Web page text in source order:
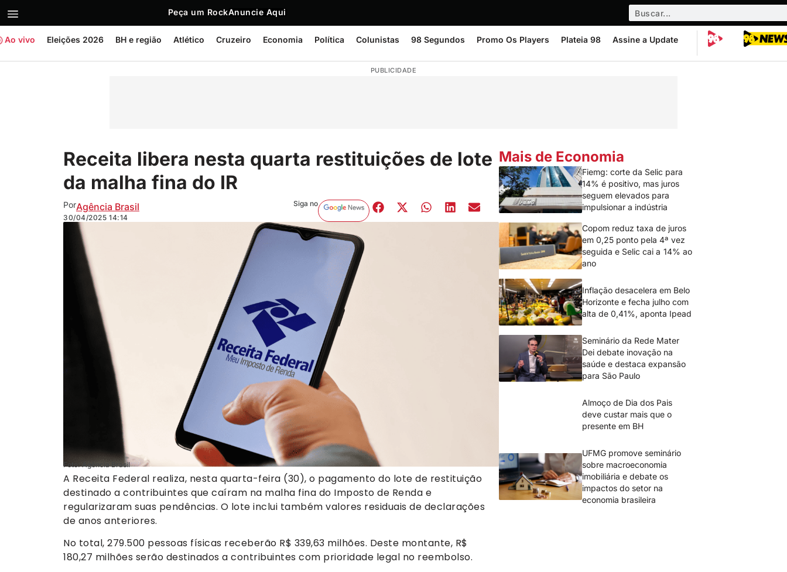
Peça um RockAnuncie Aqui
Ao vivo Eleições 2026 BH e região Atlético Cruzeiro Economia Política Colunistas 98 Segundos Promo Os Players Plateia 98 Assine a Update
PUBLICIDADE
Receita libera nesta quarta restituições de lote
da malha fina do IR
PorAgência Brasil
30/04/2025 14:14
Siga no
Foto: Agência Brasil
A Receita Federal realiza, nesta quarta-feira (30), o pagamento do lote de restituição
destinado a contribuintes que caíram na malha fina do Imposto de Renda e
regularizaram suas pendências. O lote inclui também valores residuais de declarações
de anos anteriores.
No total, 279.500 pessoas físicas receberão R$ 339,63 milhões. Deste montante, R$
180,27 milhões serão destinados a contribuintes com prioridade legal no reembolso.
Mais de Economia
Fiemg: corte da Selic para
14% é positivo, mas juros
seguem elevados para
impulsionar a indústria
Copom reduz taxa de juros
em 0,25 ponto pela 4ª vez
seguida e Selic cai a 14% ao
ano
Inflação desacelera em Belo
Horizonte e fecha julho com
alta de 0,41%, aponta Ipead
Seminário da Rede Mater
Dei debate inovação na
saúde e destaca expansão
para São Paulo
Almoço de Dia dos Pais
deve custar mais que o
presente em BH
UFMG promove seminário
sobre macroeconomia
imobiliária e debate os
impactos do setor na
economia brasileira